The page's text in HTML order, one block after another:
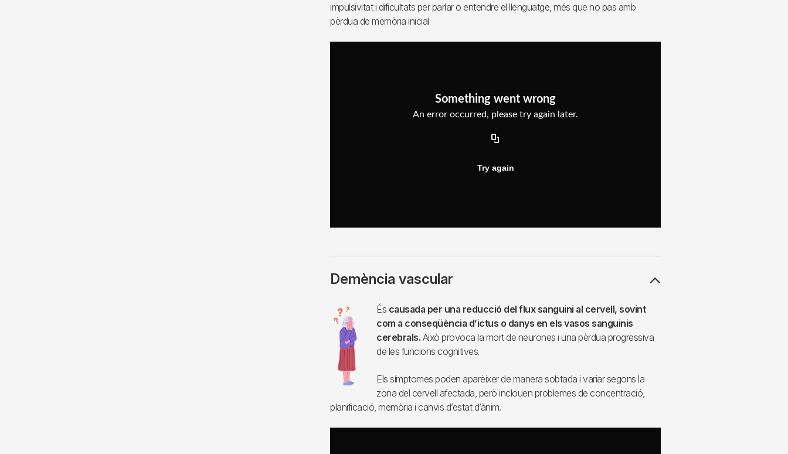
impulsivitat i dificultats per parlar o entendre el llenguatge, més que no pas amb
pèrdua de memòria inicial.
Demència vascular
Imagen És causada per una reducció del flux sanguini al cervell, sovint
com a conseqüència d’ictus o danys en els vasos sanguinis
cerebrals. Això provoca la mort de neurones i una pèrdua progressiva
de les funcions cognitives.
Els símptomes poden aparèixer de manera sobtada i variar segons la
zona del cervell afectada, però inclouen problemes de concentració,
planificació, memòria i canvis d’estat d’ànim.